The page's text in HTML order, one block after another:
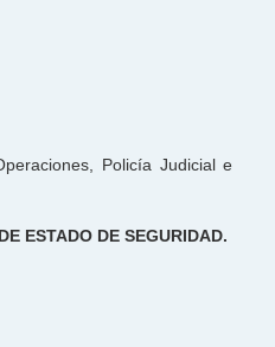
Policía Judicial e
ESTADO DE SEGURIDAD.